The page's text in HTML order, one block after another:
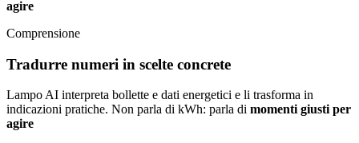
agire
Comprensione
Tradurre numeri in scelte concrete
Lampo AI interpreta bollette e dati energetici e li trasforma in
indicazioni pratiche. Non parla di kWh: parla di momenti giusti per
agire